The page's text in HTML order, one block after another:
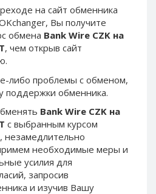
на сайт обменника
Вы получите
обмена Bank Wire CZK на
, чем открыв сайт
либо проблемы с обменом,
поддержки обменника.
Bank Wire CZK на
с выбранным курсом
незамедлительно
необходимые меры и
усилия для
запросив
и изучив Вашу
Paxum USD
Paxum EUR
Epay USD
Phone Balance RUB
Phone Balance UAH
Phone Balance AMD
Neteller USD
Neteller EUR
Neteller INR
Neteller PLN